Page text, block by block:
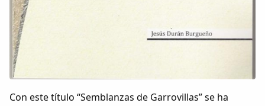
Diccionario
Con este título “Semblanzas de Garrovillas” se ha